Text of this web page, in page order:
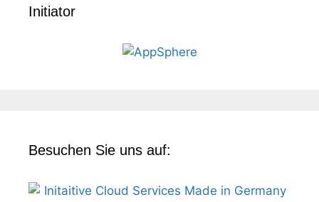
Initiator
Besuchen Sie uns auf: